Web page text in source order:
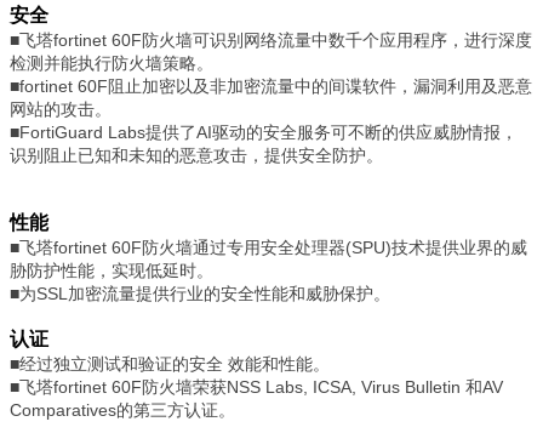
安全
■飞塔fortinet 60F防火墙可识别网络流量中数千个应用程序，进行深度
检测并能执行防火墙策略。
■fortinet 60F阻止加密以及非加密流量中的间谍软件，漏洞利用及恶意
网站的攻击。
■FortiGuard Labs提供了AI驱动的安全服务可不断的供应威胁情报，
识别阻止已知和未知的恶意攻击，提供安全防护。
性能
■飞塔fortinet 60F防火墙通过专用安全处理器(SPU)技术提供业界的威
胁防护性能，实现低延时。
■为SSL加密流量提供行业的安全性能和威胁保护。
认证
■经过独立测试和验证的安全 效能和性能。
■飞塔fortinet 60F防火墙荣获NSS Labs, ICSA, Virus Bulletin 和AV
Comparatives的第三方认证。